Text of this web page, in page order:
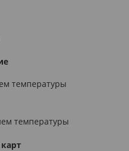
температуры
температуры